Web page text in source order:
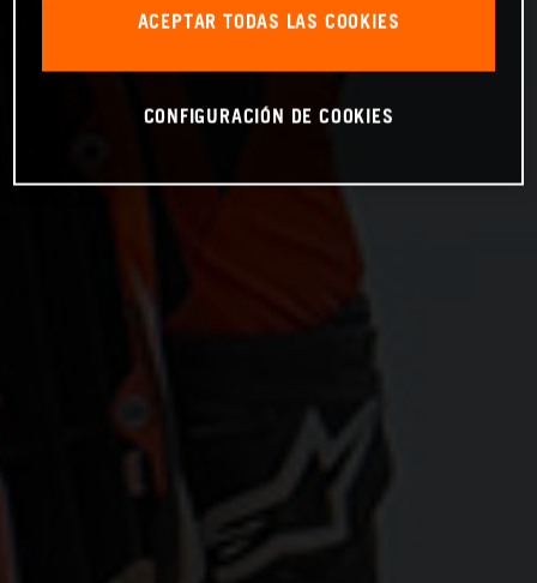
ACEPTAR TODAS LAS COOKIES
CONFIGURACIÓN DE COOKIES